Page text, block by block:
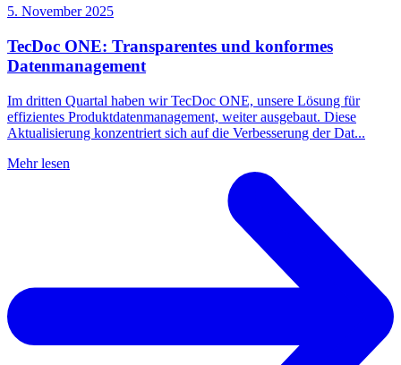
5. November 2025
TecDoc ONE: Transparentes und konformes
Datenmanagement
Im dritten Quartal haben wir TecDoc ONE, unsere Lösung für
effizientes Produktdatenmanagement, weiter ausgebaut. Diese
Aktualisierung konzentriert sich auf die Verbesserung der Dat...
Mehr lesen